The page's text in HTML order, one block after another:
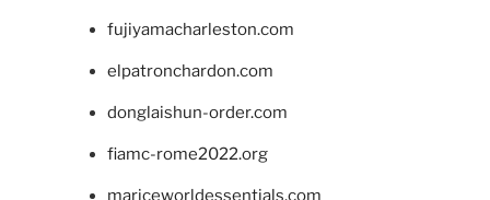
fujiyamacharleston.com
elpatronchardon.com
donglaishun-order.com
fiamc-rome2022.org
mariceworldessentials.com